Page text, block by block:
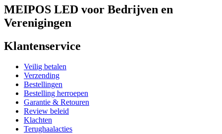
MEIPOS LED voor Bedrijven en
Verenigingen
Klantenservice
Veilig betalen
Verzending
Bestellingen
Bestelling herroepen
Garantie & Retouren
Review beleid
Klachten
Terughaalacties